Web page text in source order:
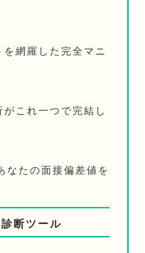
網羅した完全マニ
これ一つで完結し
なたの面接偏差値を
断ツール